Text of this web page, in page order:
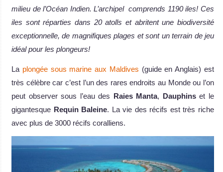
milieu de l’Océan Indien. L’archipel comprends 1190 iles! Ces
iles sont réparties dans 20 atolls et abritent une biodiversité
exceptionnelle, de magnifiques plages et sont un terrain de jeu
idéal pour les plongeurs!
La plongée sous marine aux Maldives (guide en Anglais) est
très célèbre car c’est l’un des rares endroits au Monde ou l’on
peut observer sous l’eau des Raies Manta, Dauphinset le
gigantesque Requin Baleine. La vie des récifs est très riche
avec plus de 3000 récifs coralliens.